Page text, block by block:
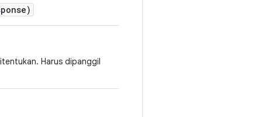
Harus dipanggil